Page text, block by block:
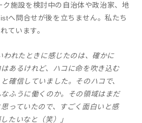
施設を検討中の自治体や政治家、地
へ問合せが後を立ちません。私たち
ています。
われたときに感じたのは、確かに
あるけれど、ハコに命を吹き込む
確信していました。そのハコで、
ふうに働くのか。その領域はまだ
っていたので、すごく面白いと感
たいなと（笑）」